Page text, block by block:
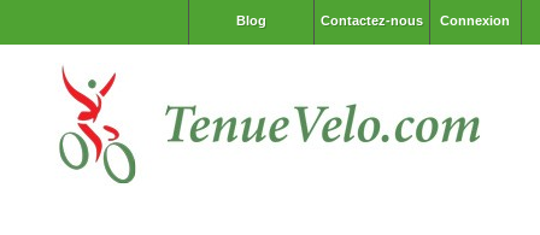
Connexion
Contactez-nous
Blog